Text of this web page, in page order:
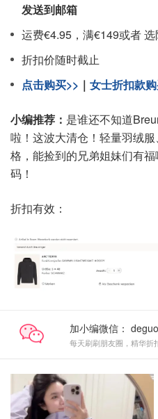
发送到邮箱
运费€4.95，满€149或者
折扣价随时截止
点击购买>> ｜ 女士折扣款
小编推荐： 是谁还不知道
啦！这波大清仓！轻量羽绒
格，能捡到的兄弟姐妹们有
码！
折扣有效：
加小编微信：
每天刷刷朋友圈，精华折